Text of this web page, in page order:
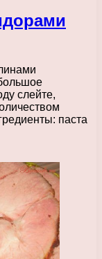
слейте,
паста